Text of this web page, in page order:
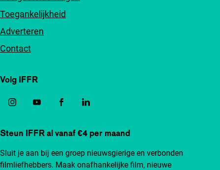
Toegankelijkheid
Adverteren
Contact
Volg IFFR
Steun IFFR al vanaf €4 per maand
Sluit je aan bij een groep nieuwsgierige en verbonden
filmliefhebbers. Maak onafhankelijke film, nieuwe